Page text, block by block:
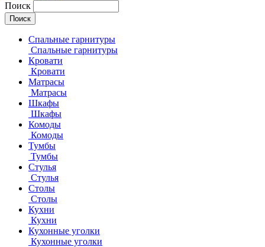
Поиск
Спальные гарнитуры
Спальные гарнитуры
Кровати
Кровати
Матрасы
Матрасы
Шкафы
Шкафы
Комоды
Комоды
Тумбы
Тумбы
Стулья
Стулья
Столы
Столы
Кухни
Кухни
Кухонные уголки
Кухонные уголки